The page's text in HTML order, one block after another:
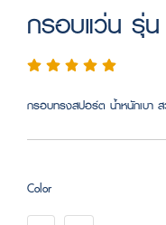
กรอบแว่น รุ่
กรอบทรงสปอร์ต น้ำหนักเบา ส
Color